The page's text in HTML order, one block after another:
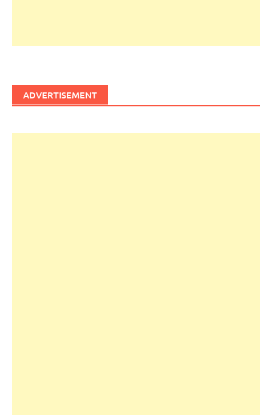
ADVERTISEMENT